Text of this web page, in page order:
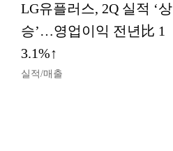
LG유플러스, 2Q 실적 ‘상
승’…영업이익 전년比 1
3.1%↑
실적/매출